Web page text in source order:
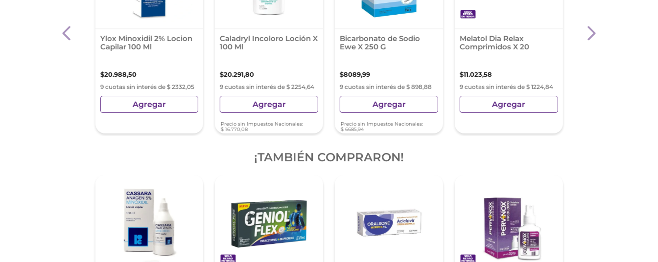
Ylox Minoxidil 2% Locion
Capilar 100 Ml
$20.988,50
9 cuotas sin interés de $ 2332,05
Agregar
Caladryl Incoloro Loción X
100 Ml
$20.291,80
9 cuotas sin interés de $ 2254,64
Agregar
Precio sin Impuestos Nacionales:
$ 16.770,08
Bicarbonato de Sodio
Ewe X 250 G
$8089,99
9 cuotas sin interés de $ 898,88
Agregar
Precio sin Impuestos Nacionales:
$ 6685,94
Melatol Dia Relax
Comprimidos X 20
$11.023,58
9 cuotas sin interés de $ 1224,84
Agregar
Pervinox Incoloro
¡TAMBIÉN COMPRARON!